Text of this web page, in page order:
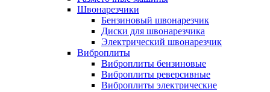
Швонарезчики
Бензиновый швонарезчик
Диски для швонарезчика
Электрический швонарезчик
Виброплиты
Виброплиты бензиновые
Виброплиты реверсивные
Виброплиты электрические